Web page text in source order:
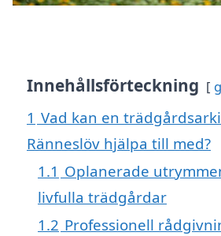
Innehållsförteckning
1 Vad kan en
Ränneslöv hjälpa till med?
1.1 Oplanerade
livfulla trädgårdar
1.2 Professionell